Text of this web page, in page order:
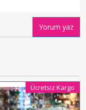
Yorum yaz
Ücretsiz Kargo